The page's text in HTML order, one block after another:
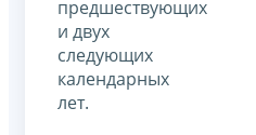
предшествующих
и двух
следующих
календарных
лет.